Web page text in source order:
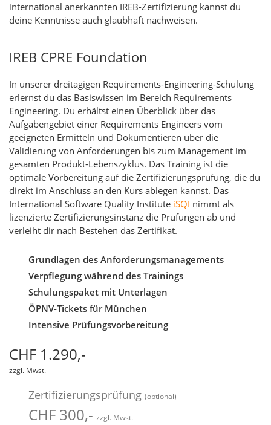
international anerkannten IREB-Zertifizierung kannst du
deine Kenntnisse auch glaubhaft nachweisen.
IREB CPRE Foundation
In unserer dreitägigen Requirements-Engineering-Schulung
erlernst du das Basiswissen im Bereich Requirements
Engineering. Du erhältst einen Überblick über das
Aufgabengebiet einer Requirements Engineers vom
geeigneten Ermitteln und Dokumentieren über die
Validierung von Anforderungen bis zum Management im
gesamten Produkt-Lebenszyklus. Das Training ist die
optimale Vorbereitung auf die Zertifizierungsprüfung, die du
direkt im Anschluss an den Kurs ablegen kannst. Das
International Software Quality Institute iSQI nimmt als
lizenzierte Zertifizierungsinstanz die Prüfungen ab und
verleiht dir nach Bestehen das Zertifikat.
Grundlagen des Anforderungsmanagements
Verpflegung während des Trainings
Schulungspaket mit Unterlagen
ÖPNV-Tickets für München
Intensive Prüfungsvorbereitung
CHF 1.290,-
zzgl. Mwst.
Zertifizierungsprüfung (optional)
CHF 300,- zzgl. Mwst.